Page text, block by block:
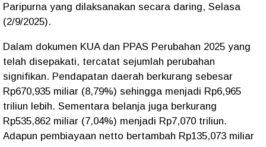
Paripurna yang dilaksanakan secara daring, Selasa
(2/9/2025).
Dalam dokumen KUA dan PPAS Perubahan 2025 yang
telah disepakati, tercatat sejumlah perubahan
signifikan. Pendapatan daerah berkurang sebesar
Rp670,935 miliar (8,79%) sehingga menjadi Rp6,965
triliun lebih. Sementara belanja juga berkurang
Rp535,862 miliar (7,04%) menjadi Rp7,070 triliun.
Adapun pembiayaan netto bertambah Rp135,073 miliar